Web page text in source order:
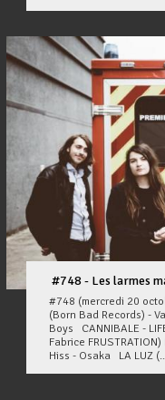
#748 - Les larmes
#748 (mercredi 20
(Born Bad Records) -
Boys CANNIBALE -
Fabrice
Hiss - Osaka LA LUZ